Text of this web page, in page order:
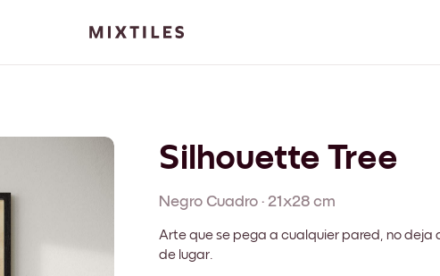
Silhouette Tree
Negro Cuadro · 21x28 cm
Arte que se pega a cualquier pared, no deja
de lugar.